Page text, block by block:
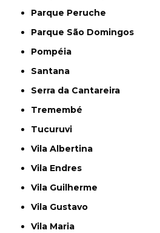
Parque Peruche
Parque São Domingos
Pompéia
Santana
Serra da Cantareira
Tremembé
Tucuruvi
Vila Albertina
Vila Endres
Vila Guilherme
Vila Gustavo
Vila Maria